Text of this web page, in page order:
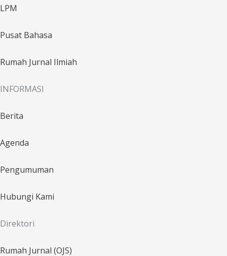
LPM
Pusat Bahasa
Rumah Jurnal Ilmiah
INFORMASI
Berita
Agenda
Pengumuman
Hubungi Kami
Direktori
Rumah Jurnal (OJS)